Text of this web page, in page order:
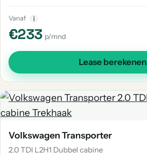
Vanaf i
€233 p/mnd
Lease berekenen
Volkswagen Transporter
2.0 TDI L2H1 Dubbel cabine